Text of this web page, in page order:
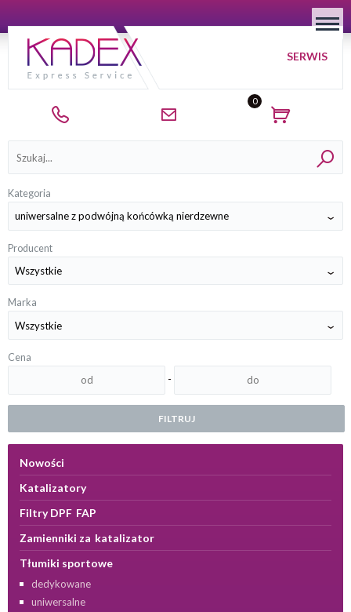
0
SERWIS
Kategoria
Producent
Marka
Cena
-
FILTRUJ
Kategorie
Nowości
Katalizatory
Filtry DPF FAP
Zamienniki za katalizator
Tłumiki sportowe
dedykowane
uniwersalne